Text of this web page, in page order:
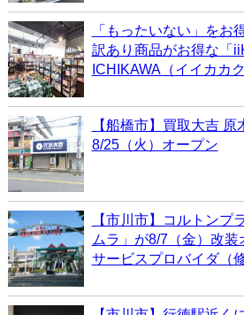
「もったいない」をお
訳あり商品がお得な「
ICHIKAWA（イイカカ
【船橋市】買取大吉
8/25（火）オープン
【市川市】コルトンプ
ムラ」が8/7（金）改
サービスプロバイダ（